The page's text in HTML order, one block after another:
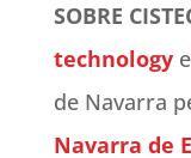
SOBRE
technology
de Navarra
Navarra de